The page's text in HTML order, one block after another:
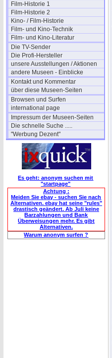
Film-Historie 1
Film-Historie 2
Kino- / Film-Historie
Film- und Kino-Technik
Film- und Kino-Literatur
Die TV-Sender
Die Profi-Hersteller
unsere Ausstellungen / Aktionen
andere Museen - Einblicke
Kontakt und Kommentar
über diese Museen-Seiten
Browsen und Surfen
international page
Impressum der Museen-Seiten
Die schnelle Suche .....
"Werbung Dezent"
Es geht: anonym suchen mit
"startpage"
Achtung :
Meiden Sie ebay - suchen Sie nach
Alternativen. ebay hat seine "rules"
drastisch geändert. Ab Juli keine
Barzahlungen und Bank
Überweisungen mehr. Es gibt
Alternativen.
Warum anonym surfen ?